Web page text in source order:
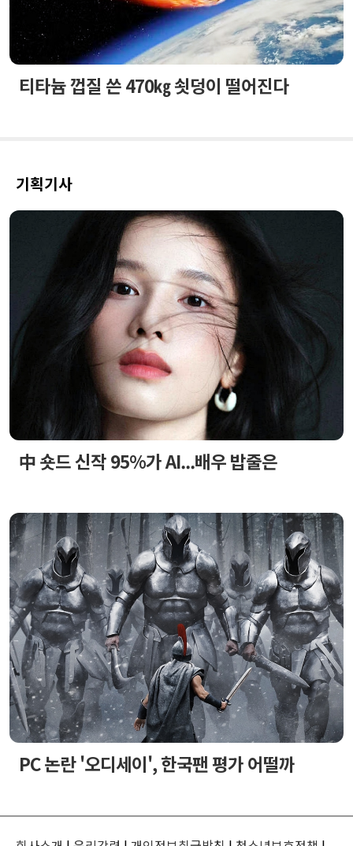
티타늄 껍질 쓴 470㎏ 쇳덩이 떨어진다
기획기사
中 숏드 신작 95%가 AI...배우 밥줄은
PC 논란 '오디세이', 한국팬 평가 어떨까